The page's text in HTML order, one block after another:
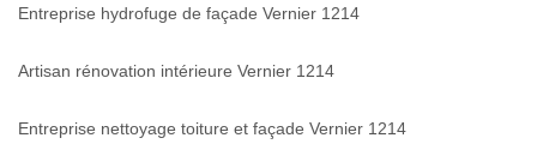
Entreprise hydrofuge de façade Vernier 1214
Artisan rénovation intérieure Vernier 1214
Entreprise nettoyage toiture et façade Vernier 1214